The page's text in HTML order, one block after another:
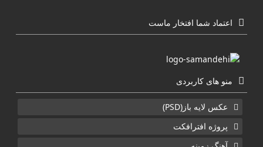
اعتماد شما افتخار ماست
منو های کاربردی
عکس لایه باز(PSD)
پروژه افترافکت